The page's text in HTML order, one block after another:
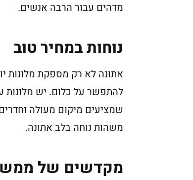
מדהים עבור הרבה אנשים.
נוחות במחיר טוב
אתונה לא רק מספקת מלונות
להתפשר על כלום. יש מלונות
שמציעים מיקום מעולה
משהות נוחה בלב אתונה.
מקדשים של ממש